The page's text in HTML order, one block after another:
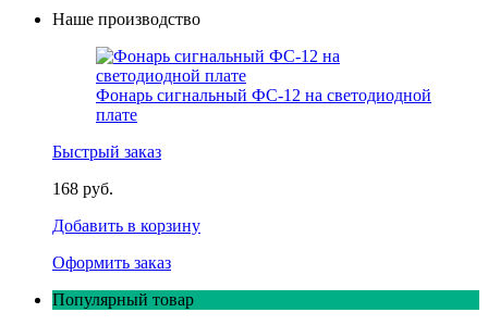
Наше производство
Фонарь сигнальный ФС-12 на светодиодной
плате
Быстрый заказ
168 руб.
Добавить в корзину
Оформить заказ
Популярный товар